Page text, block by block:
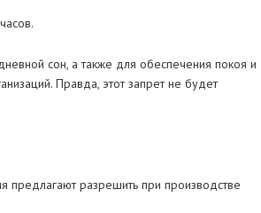
сон, а также для обеспечения покоя и
Правда, этот запрет не будет
предлагают разрешить при производстве